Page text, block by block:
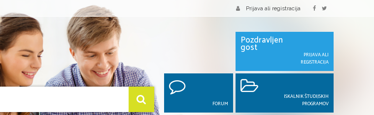
Prijava ali registracija
Pozdravljen
gost
PRIJAVA ALI
REGISTRACIJA
FORUM
ISKALNIK ŠTUDIJSKIH
PROGRAMOV